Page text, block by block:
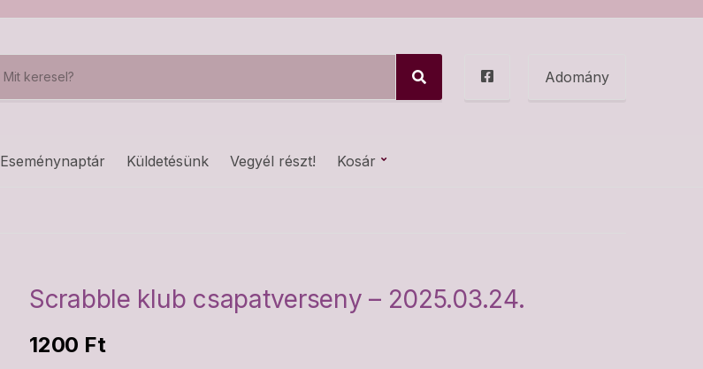
S
e
Adomány
Eseménynaptár Küldetésünk Vegyél részt! Kosár
Scrabble klub csapatverseny – 2025.03.24.
1200 Ft